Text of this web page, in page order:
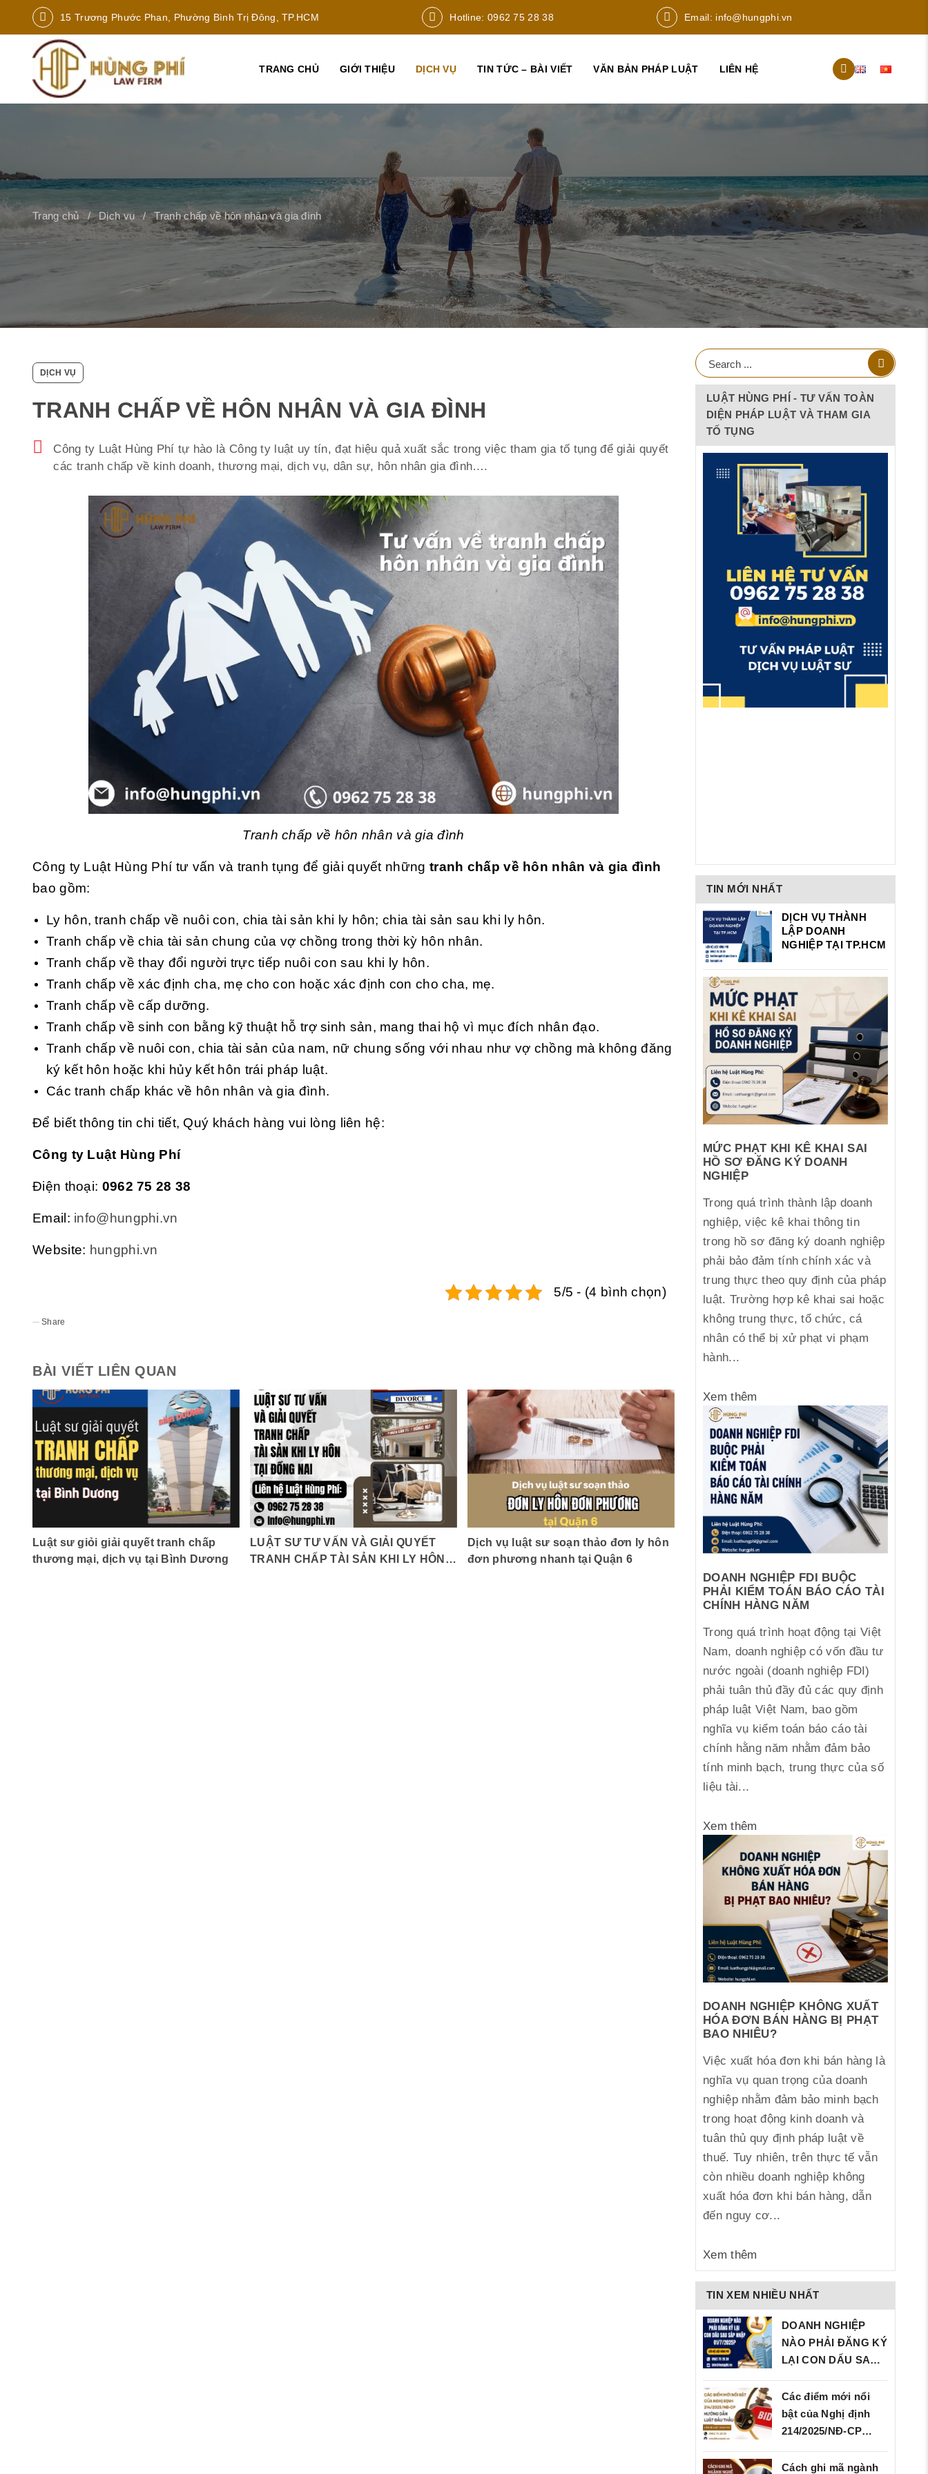
15 Trương Phước Phan, Phường Bình Trị Đông, TP.HCM Hotline: 0962 75 28 38 Email: info@hungphi.vn
TRANG CHỦ GIỚI THIỆU DỊCH VỤ TIN TỨC – BÀI VIẾT VĂN BẢN PHÁP LUẬT LIÊN HỆ
Trang chủ Dịch vụ Tranh chấp về hôn nhân và gia đình
DỊCH VỤ
TRANH CHẤP VỀ HÔN NHÂN VÀ GIA ĐÌNH
Công ty Luật Hùng Phí tự hào là Công ty luật uy tín, đạt hiệu quả xuất sắc trong việc tham gia tố tụng để giải quyết
các tranh chấp về kinh doanh, thương mại, dịch vụ, dân sự, hôn nhân gia đình….
Tranh chấp về hôn nhân và gia đình
Công ty Luật Hùng Phí tư vấn và tranh tụng để giải quyết những tranh chấp về hôn nhân và gia đình
bao gồm:
Ly hôn, tranh chấp về nuôi con, chia tài sản khi ly hôn; chia tài sản sau khi ly hôn.
Tranh chấp về chia tài sản chung của vợ chồng trong thời kỳ hôn nhân.
Tranh chấp về thay đổi người trực tiếp nuôi con sau khi ly hôn.
Tranh chấp về xác định cha, mẹ cho con hoặc xác định con cho cha, mẹ.
Tranh chấp về cấp dưỡng.
Tranh chấp về sinh con bằng kỹ thuật hỗ trợ sinh sản, mang thai hộ vì mục đích nhân đạo.
Tranh chấp về nuôi con, chia tài sản của nam, nữ chung sống với nhau như vợ chồng mà không đăng
ký kết hôn hoặc khi hủy kết hôn trái pháp luật.
Các tranh chấp khác về hôn nhân và gia đình.
Để biết thông tin chi tiết, Quý khách hàng vui lòng liên hệ:
Công ty Luật Hùng Phí
Điện thoại: 0962 75 28 38
Email: info@hungphi.vn
Website: hungphi.vn
5/5 - (4 bình chọn)
Share
BÀI VIẾT LIÊN QUAN
Luật sư giỏi giải quyết tranh chấp
thương mại, dịch vụ tại Bình Dương
LUẬT SƯ TƯ VẤN VÀ GIẢI QUYẾT
TRANH CHẤP TÀI SẢN KHI LY HÔN
Dịch vụ luật sư soạn thảo đơn ly hôn
đơn phương nhanh tại Quận 6
LUẬT HÙNG PHÍ - TƯ VẤN TOÀN
DIỆN PHÁP LUẬT VÀ THAM GIA
TỐ TỤNG
TIN MỚI NHẤT
DỊCH VỤ THÀNH
LẬP DOANH
NGHIỆP TẠI TP.HCM
MỨC PHẠT KHI KÊ KHAI SAI
HỒ SƠ ĐĂNG KÝ DOANH
NGHIỆP
Trong quá trình thành lập doanh
nghiệp, việc kê khai thông tin
trong hồ sơ đăng ký doanh nghiệp
phải bảo đảm tính chính xác và
trung thực theo quy định của pháp
luật. Trường hợp kê khai sai hoặc
không trung thực, tổ chức, cá
nhân có thể bị xử phạt vi phạm
hành...
Xem thêm
DOANH NGHIỆP FDI BUỘC
PHẢI KIỂM TOÁN BÁO CÁO TÀI
CHÍNH HÀNG NĂM
Trong quá trình hoạt động tại Việt
Nam, doanh nghiệp có vốn đầu tư
nước ngoài (doanh nghiệp FDI)
phải tuân thủ đầy đủ các quy định
pháp luật Việt Nam, bao gồm
nghĩa vụ kiểm toán báo cáo tài
chính hằng năm nhằm đảm bảo
tính minh bạch, trung thực của số
liệu tài...
Xem thêm
DOANH NGHIỆP KHÔNG XUẤT
HÓA ĐƠN BÁN HÀNG BỊ PHẠT
BAO NHIÊU?
Việc xuất hóa đơn khi bán hàng là
nghĩa vụ quan trọng của doanh
nghiệp nhằm đảm bảo minh bạch
trong hoạt động kinh doanh và
tuân thủ quy định pháp luật về
thuế. Tuy nhiên, trên thực tế vẫn
còn nhiều doanh nghiệp không
xuất hóa đơn khi bán hàng, dẫn
đến nguy cơ...
Xem thêm
TIN XEM NHIỀU NHẤT
DOANH NGHIỆP
NÀO PHẢI ĐĂNG KÝ
LẠI CON DẤU SAU
Các điểm mới nổi
bật của Nghị định
214/2025/NĐ‑CP…
Cách ghi mã ngành